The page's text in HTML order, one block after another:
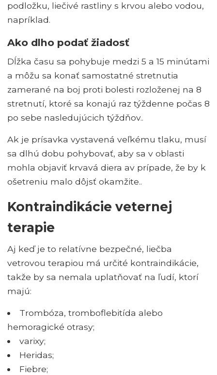
podložku, liečivé rastliny s krvou alebo vodou,
napríklad.
Ako dlho podať žiadosť
Dĺžka času sa pohybuje medzi 5 a 15 minútami
a môžu sa konať samostatné stretnutia
zamerané na boj proti bolesti rozloženej na 8
stretnutí, ktoré sa konajú raz týždenne počas 8
po sebe nasledujúcich týždňov..
Ak je prísavka vystavená veľkému tlaku, musí
sa dlhú dobu pohybovať, aby sa v oblasti
mohla objaviť krvavá diera av prípade, že by k
ošetreniu malo dôjsť okamžite..
Kontraindikácie veternej
terapie
Aj keď je to relatívne bezpečné, liečba
vetrovou terapiou má určité kontraindikácie,
takže by sa nemala uplatňovať na ľudí, ktorí
majú:
Trombóza, tromboflebitída alebo
hemoragické otrasy;
varixy;
Heridas;
Fiebre;